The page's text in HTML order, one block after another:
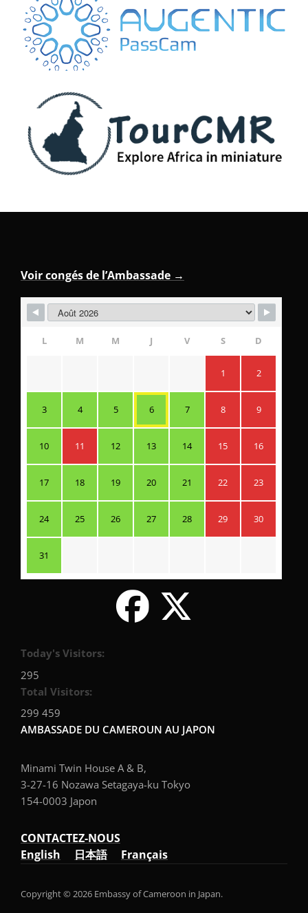
Voir congés de l’Ambassade →
L M M J V S D
1 2
3 4 5 6 7 8 9
10 11 12 13 14 15 16
17 18 19 20 21 22 23
24 25 26 27 28 29 30
31
Today's Visitors:
295
Total Visitors:
299 459
AMBASSADE DU CAMEROUN AU JAPON
Minami Twin House A & B,
3-27-16 Nozawa Setagaya-ku Tokyo
154-0003 Japon
CONTACTEZ-NOUS
English
日本語 Français
Copyright © 2026 Embassy of Cameroon in Japan.